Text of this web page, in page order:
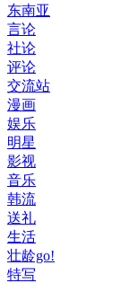
东南亚
言论
社论
评论
交流站
漫画
娱乐
明星
影视
音乐
韩流
送礼
生活
壮龄go!
特写